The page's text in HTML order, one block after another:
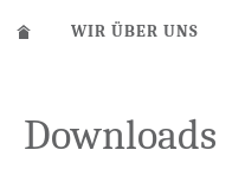
WIR ÜBER UNS
Downloads